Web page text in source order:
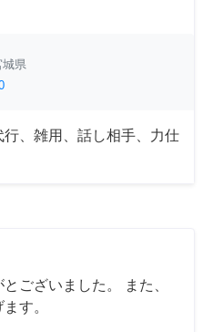
城県
行、雑用、話し相手、力仕
ございました。 また、
す。